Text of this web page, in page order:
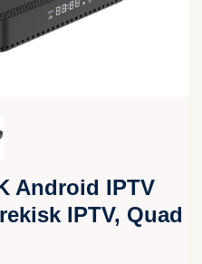
Android IPTV
IPTV, Quad